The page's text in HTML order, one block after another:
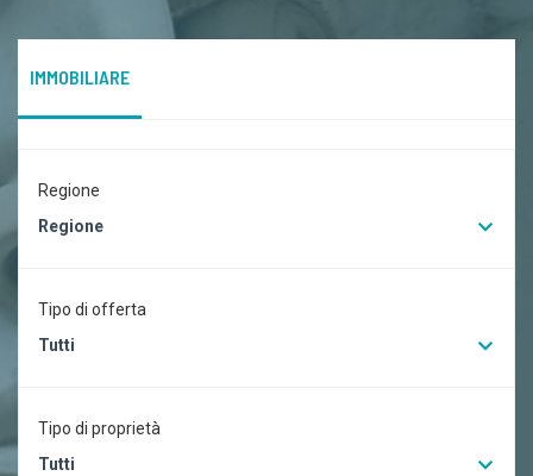
IMMOBILIARE
Regione
Regione
Tipo di offerta
Tutti
Tipo di proprietà
Tutti